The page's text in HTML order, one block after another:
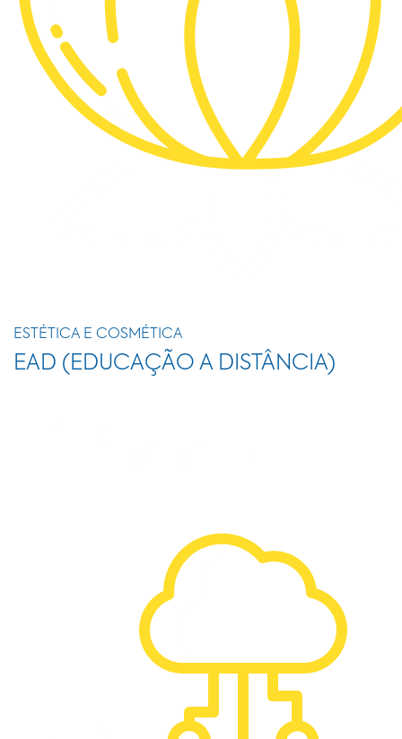
ESTÉTICA E COSMÉTICA
EAD (EDUCAÇÃO A DISTÂNCIA)